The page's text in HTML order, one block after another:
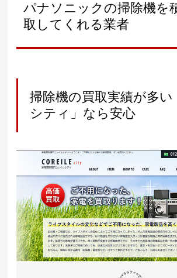
パナソニックの掃除機を
取してくれる業者
掃除機の買取実績が多
シティ」なら安心